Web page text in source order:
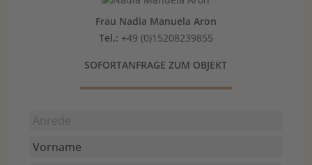
Frau Nadia Manuela Aron
Tel.: +49 (0)15208239855
SOFORTANFRAGE ZUM OBJEKT